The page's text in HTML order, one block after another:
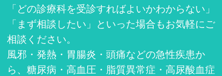
「どの診療科を受診すればよいかわからない」
「まず相談したい」といった場合もお気軽にご
相談ください。
風邪・発熱・胃腸炎・頭痛などの急性疾患か
ら、糖尿病・高血圧・脂質異常症・高尿酸血症